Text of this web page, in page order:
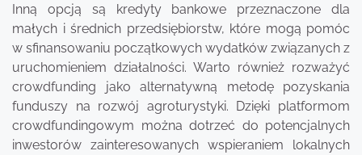
Inną opcją są kredyty bankowe przeznaczone dla
małych i średnich przedsiębiorstw, które mogą pomóc
w sfinansowaniu początkowych wydatków związanych z
uruchomieniem działalności. Warto również rozważyć
crowdfunding jako alternatywną metodę pozyskania
funduszy na rozwój agroturystyki. Dzięki platformom
crowdfundingowym można dotrzeć do potencjalnych
inwestorów zainteresowanych wspieraniem lokalnych